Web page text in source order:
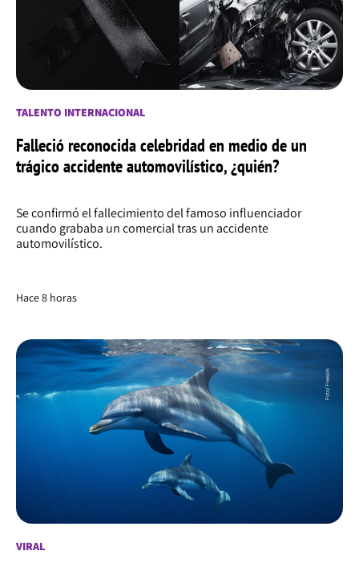
TALENTO INTERNACIONAL
Falleció reconocida celebridad en medio de un
trágico accidente automovilístico, ¿quién?
Se confirmó el fallecimiento del famoso influenciador
cuando grababa un comercial tras un accidente
automovilístico.
Hace 8 horas
VIRAL